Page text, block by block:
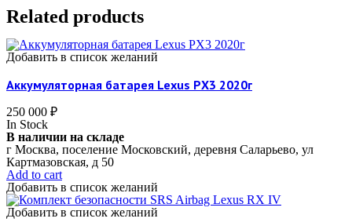
Related products
Добавить в список желаний
Аккумуляторная батарея Lexus РX3 2020г
250 000 ₽
In Stock
В наличии на складе
г Москва, поселение Московский, деревня Саларьево, ул
Картмазовская, д 50
Add to cart
Добавить в список желаний
Добавить в список желаний